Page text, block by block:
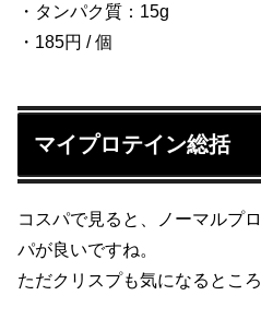
・タンパク質：15g
・185円 / 個
マイプロテイン総括
コスパで見ると、ノーマルプ
パが良いですね。
ただクリスプも気になるところ